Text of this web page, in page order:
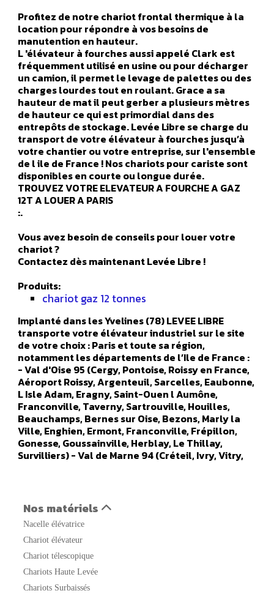
Profitez de notre chariot frontal thermique à la
location pour répondre à vos besoins de
manutention en hauteur.
L 'élévateur à fourches aussi appelé Clark est
fréquemment utilisé en usine ou pour décharger
un camion, il permet le levage de palettes ou des
charges lourdes tout en roulant. Grace a sa
hauteur de mat il peut gerber a plusieurs mètres
de hauteur ce qui est primordial dans des
entrepôts de stockage. Levée Libre se charge du
transport de votre élévateur à fourches jusqu’à
votre chantier ou votre entreprise, sur l'ensemble
de l ile de France ! Nos chariots pour cariste sont
disponibles en courte ou longue durée.
TROUVEZ VOTRE ELEVATEUR A FOURCHE A GAZ
12T A LOUER A PARIS
:.
Vous avez besoin de conseils pour louer votre
chariot ?
Contactez dès maintenant Levée Libre !
Produits:
chariot gaz 12 tonnes
Implanté dans les Yvelines (78) LEVEE LIBRE
transporte votre élévateur industriel sur le site
de votre choix : Paris et toute sa région,
notamment les départements de l’Ile de France :
- Val d'Oise 95 (Cergy, Pontoise, Roissy en France,
Aéroport Roissy, Argenteuil, Sarcelles, Eaubonne,
L Isle Adam, Eragny, Saint-Ouen l Aumône,
Franconville, Taverny, Sartrouville, Houilles,
Beauchamps, Bernes sur Oise, Bezons, Marly la
Ville, Enghien, Ermont, Franconville, Frépillon,
Gonesse, Goussainville, Herblay, Le Thillay,
Survilliers) - Val de Marne 94 (Créteil, Ivry, Vitry,
sur Marne, Chevilly Larue, Fresnes, Gentilly, Le
Kremlin Bicêtre, L Hays Les Roses, Maisons Alfort,
Nogent sur Marne, Orly, Aéroport Orly, Rungis,
Saint Maur des Fosses, Sucy en Brie, Thiais,
Vanves, Valenton, Villejuif, Villeneuve le Roi,
Villeneuve Saint Georges) - Seine Saint Denis 93
(Saint Denis, Aulnay sous Bois, Noisy le Grand,
Noisy le Sec, Bobigny, Saint Ouen, Rosny sous bois,
Nos matériels
Nacelle élévatrice
Chariot élévateur
Chariot télescopique
Chariots Haute Levée
Chariots Surbaissés